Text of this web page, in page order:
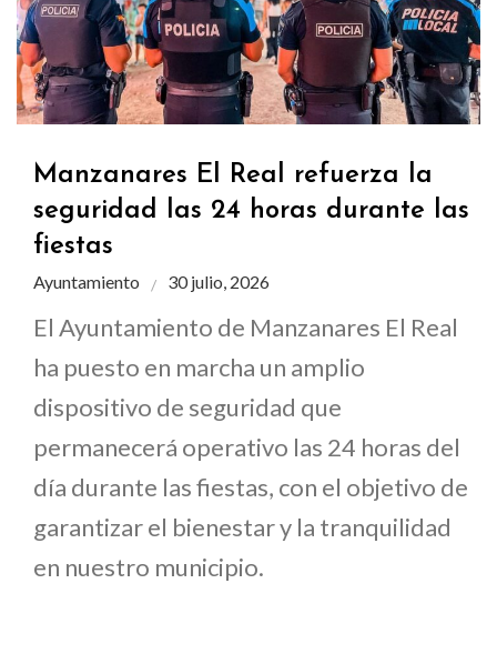
Manzanares El Real refuerza la
seguridad las 24 horas durante las
fiestas
Ayuntamiento 30 julio, 2026
El Ayuntamiento de Manzanares El Real
ha puesto en marcha un amplio
dispositivo de seguridad que
permanecerá operativo las 24 horas del
día durante las fiestas, con el objetivo de
garantizar el bienestar y la tranquilidad
en nuestro municipio.